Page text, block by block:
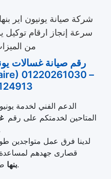
شركة صيانة يونيون اير
سرعة إنجاز ارقام توكيل
من
رقم صيانة غسالات
الدعم الفني لخدمة
المتاحين لخدمتكم على رقم
لدينا فرق عمل متواجدين
قصارى جهدهم لمساعدة
بنهاطوال أيام الأسبوع.